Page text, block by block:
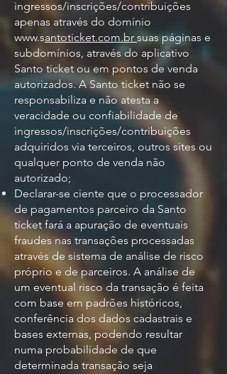
ingressos/inscrições/contribuições
apenas através do domínio
www.santoticket.com.br suas páginas e
subdomínios, através do aplicativo
Santo ticket ou em pontos de venda
autorizados. A Santo ticket não se
responsabiliza e não atesta a
veracidade ou confiabilidade de
ingressos/inscrições/contribuições
adquiridos via terceiros, outros sites ou
qualquer ponto de venda não
autorizado;
Declarar-se ciente que o processador
de pagamentos parceiro da Santo
ticket fará a apuração de eventuais
fraudes nas transações processadas
através de sistema de análise de risco
próprio e de parceiros. A análise de
um eventual risco da transação é feita
com base em padrões históricos,
conferência dos dados cadastrais e
bases externas, podendo resultar
numa probabilidade de que
determinada transação seja